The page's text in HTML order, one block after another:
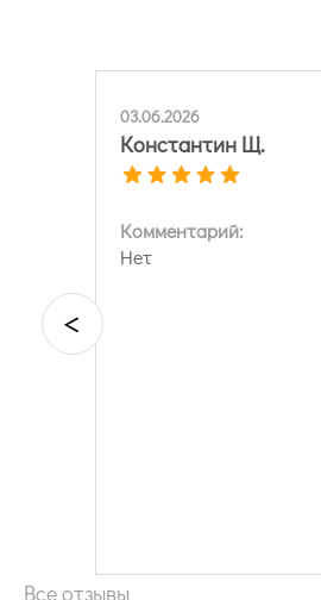
03.06.2026
Константин Щ.
Комментарий:
Нет
<
Все отзывы